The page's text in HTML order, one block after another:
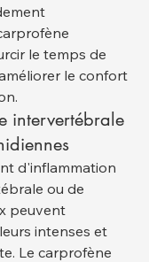
le temps de
le confort
intervertébrale
d'inflammation
ou de
peuvent
intenses et
Le carprofène